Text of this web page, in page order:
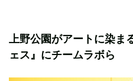
上野公園がアートに染ま
ェス』にチームラボら